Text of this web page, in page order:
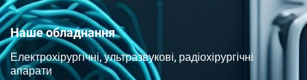
Наше обладнання
Електрохірургічні, ультразвукові, радіохірургічні
апарати